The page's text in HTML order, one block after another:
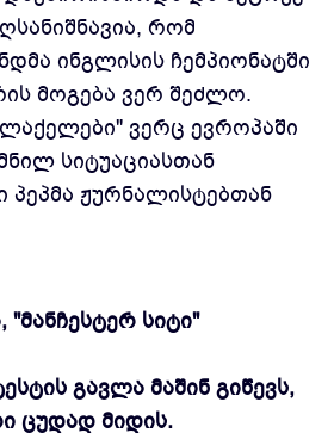
რომ
ინგლისის ჩემპიონატში
მოგება ვერ შეძლო.
ვერც ევროპაში
სიტუაციასთან
პეპმა ჟურნალისტებთან
"მანჩესტერ სიტი"
გავლა მაშინ გიწევს,
ცუდად მიდის.